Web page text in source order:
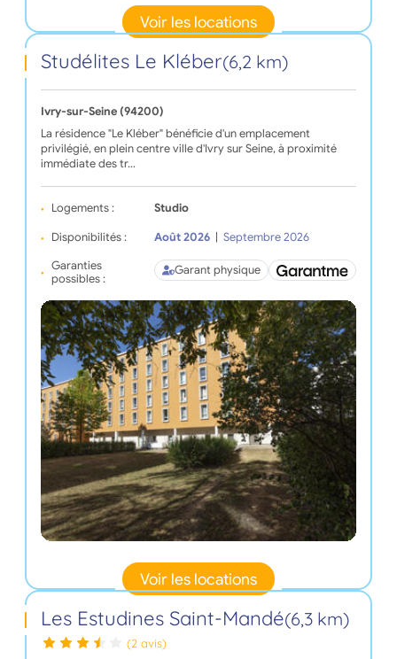
Voir les locations
Studélites Le Kléber(6,2 km)
Ivry-sur-Seine (94200)
La résidence "Le Kléber" bénéficie d'un emplacement
privilégié, en plein centre ville d'Ivry sur Seine, à proximité
immédiate des tr…
Logements : Studio
Disponibilités : Août 2026
Septembre 2026
Garanties
possibles :
Garant physique
Voir les locations
Les Estudines Saint-Mandé(6,3 km)
(2 avis)